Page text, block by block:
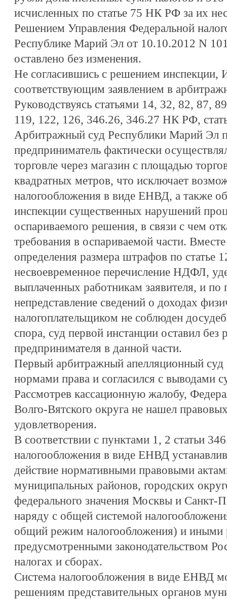
исчисленных по статье 75 НК РФ за их
Решением Управления Федеральной
Республике Марий Эл от 10.10.2012 N
оставлено без изменения.
Не согласившись с решением инспекции,
соответствующим заявлением в
Руководствуясь статьями 14, 32, 82, 87,
119, 122, 126, 346.26, 346.27 НК РФ,
Арбитражный суд Республики Марий Эл
предприниматель фактически
торговле через магазин с площадью
квадратных метров, что исключает
налогообложения в виде ЕНВД, а также
инспекции существенных нарушений
оспариваемого решения, в связи с чем
требования в оспариваемой части.
определения размера штрафов по статье
несвоевременное перечисление НДФЛ,
выплаченных работникам заявителя, и
непредставление сведений о доходах
налогоплательщиком не соблюден
спора, суд первой инстанции оставил без
предпринимателя в данной части.
Первый арбитражный апелляционный суд
нормами права и согласился с выводами
Рассмотрев кассационную жалобу,
Волго-Вятского округа не нашел
удовлетворения.
В соответствии с пунктами 1, 2 статьи
налогообложения в виде ЕНВД
действие нормативными правовыми
муниципальных районов, городских
федерального значения Москвы и Санкт-
наряду с общей системой
общий режим налогообложения) и иными
предусмотренными законодательством
налогах и сборах.
Система налогообложения в виде ЕНВД
решениям представительных органов